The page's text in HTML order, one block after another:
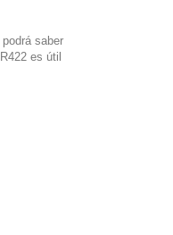
saber
es útil